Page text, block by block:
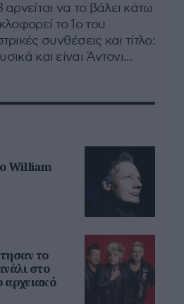
αρνείται να το βάλει κάτω
το 1ο του
συνθέσεις και τίτλο:
και είναι Άντονι...
William
το
στο
αρχειακό